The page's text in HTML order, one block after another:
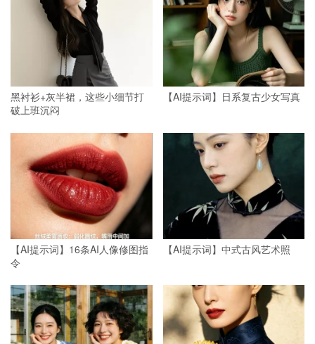
黑衬衫+灰半裙，这些小细节打
破上班沉闷
【AI提示词】日系复古少女写真
【AI提示词】16条AI人像修图指
令
【AI提示词】中式古风艺术照